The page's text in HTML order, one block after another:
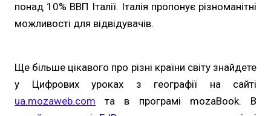
понад 10% ВВП Італії. Італія пропонує різноманітні
можливості для відвідувачів.
Ще більше цікавого про різні країни світу знайдете
у Цифрових уроках з географії на сайті
ua.mozaweb.com та в програмі mozaBook. В